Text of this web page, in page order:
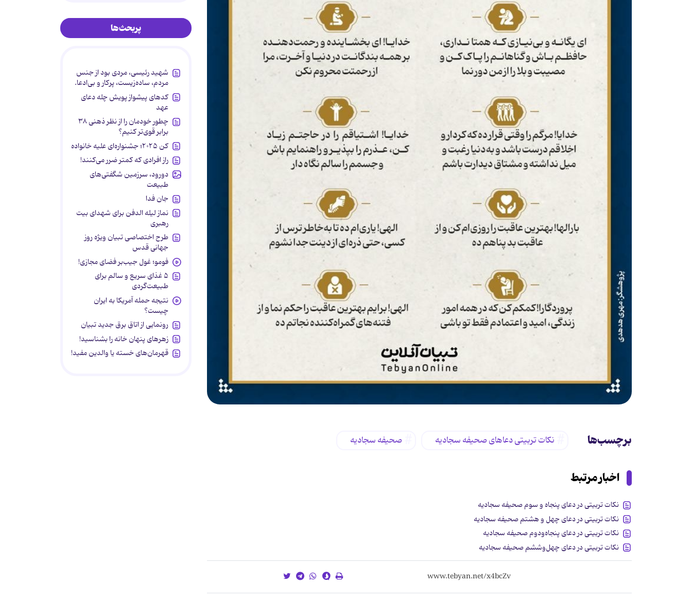
برچسب‌ها نکات تربیتی دعاهای صحیفه سجادیه صحیفه سجادیه
اخبار مرتبط
نکات تربیتی در دعای پنجاه و سوم صحیفه سجادیه
نکات تربیتی در دعای چهل و هشتم صحیفه سجادیه
نکات تربیتی در دعای پنجاه‌ودوم صحیفه سجادیه
نکات تربیتی در دعای چهل‌وششم صحیفه سجادیه
پربحث‌ها
شهید رئیسی، مردی بود از جنس
مردم، ساده‌زیست، پرکار و بی‌ادعا.
کدهای پیشواز پویش چله دعای
عهد
چطور خودمان را از نظر ذهنی ۳۸
برابر قوی‌تر کنیم؟
کن ۲۰۲۵؛ جشنواره‌ای علیه خانواده
راز افرادی که کمتر ضرر می‌کنند!
دورود، سرزمین شگفتی‌های
طبیعت
جان فدا
نماز لیله الدفن برای شهدای بیت
رهبری
طرح اختصاصی تبیان ویژه روز
جهانی قدس
فومو؛ غول جیب‌بر فضای مجازی!
۵ غذای سریع و سالم برای
طبیعت‌گردی
نتیجه حمله آمریکا به ایران
چیست؟
رونمایی از اتاق برق جدید تبیان
زهرهای پنهان خانه را بشناسید!
قهرمان‌های خسته یا والدین مفید!